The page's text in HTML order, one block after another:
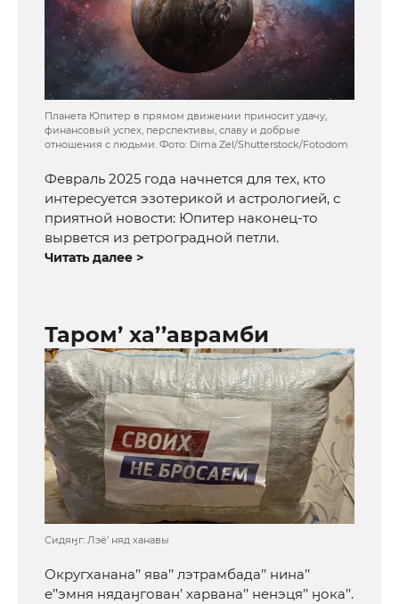
Планета Юпитер в прямом движении приносит удачу,
финансовый успех, перспективы, славу и добрые
отношения с людьми. Фото: Dima Zel/Shutterstock/Fotodom
Февраль 2025 года начнется для тех, кто
интересуется эзотерикой и астрологией, с
приятной новости: Юпитер наконец-то
вырвется из ретроградной петли.
Читать далее >
Таром’ ха’’аврамби
Сидяӈг: Лэё’ няд ханавы
Округханана’’ ява’’ лэтрамбада’’ нина’’
е’’эмня нядаӈгован’ харвана’’ ненэця’’ ӈока’’.